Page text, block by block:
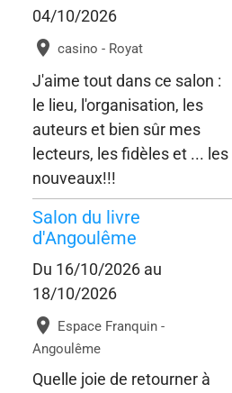
04/10/2026
casino - Royat
J'aime tout dans ce salon :
le lieu, l'organisation, les
auteurs et bien sûr mes
lecteurs, les fidèles et ... les
nouveaux!!!
Salon du livre
d'Angoulême
Du 16/10/2026 au
18/10/2026
Espace Franquin -
Angoulême
Quelle joie de retourner à